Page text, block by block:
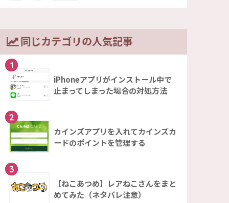
同じカテゴリの人気記事
1
iPhoneアプリがインストール中で
止まってしまった場合の対処方法
2
カインズアプリを入れてカインズカ
ードのポイントを管理する
3
【ねこあつめ】レアねこさんをまと
めてみた（ネタバレ注意）